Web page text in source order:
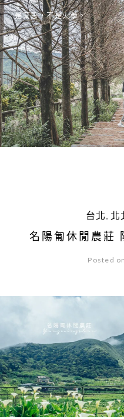
是艾思，不是火拳。
台北, 北
名陽匍休閒農莊
Posted